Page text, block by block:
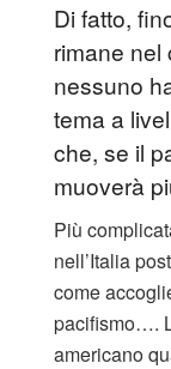
Di fatto,
rimane nel
nessuno
tema a
che, se il
muoverà
Più
nell’Italia
come
pacifismo….
americano